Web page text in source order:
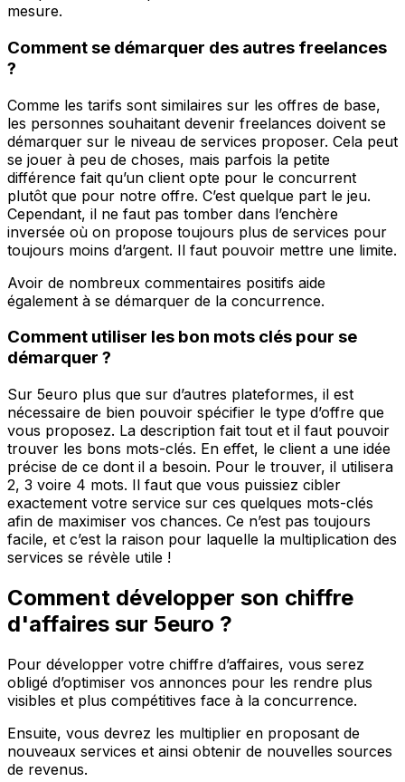
mesure.
Comment se démarquer des autres freelances
?
Comme les tarifs sont similaires sur les offres de base,
les personnes souhaitant devenir freelances doivent se
démarquer sur le niveau de services proposer. Cela peut
se jouer à peu de choses, mais parfois la petite
différence fait qu’un client opte pour le concurrent
plutôt que pour notre offre. C’est quelque part le jeu.
Cependant, il ne faut pas tomber dans l’enchère
inversée où on propose toujours plus de services pour
toujours moins d’argent. Il faut pouvoir mettre une limite.
Avoir de nombreux commentaires positifs aide
également à se démarquer de la concurrence.
Comment utiliser les bon mots clés pour se
démarquer ?
Sur 5euro plus que sur d’autres plateformes, il est
nécessaire de bien pouvoir spécifier le type d’offre que
vous proposez. La description fait tout et il faut pouvoir
trouver les bons mots-clés. En effet, le client a une idée
précise de ce dont il a besoin. Pour le trouver, il utilisera
2, 3 voire 4 mots. Il faut que vous puissiez cibler
exactement votre service sur ces quelques mots-clés
afin de maximiser vos chances. Ce n’est pas toujours
facile, et c’est la raison pour laquelle la multiplication des
services se révèle utile !
Comment développer son chiffre
d'affaires sur 5euro ?
Pour développer votre chiffre d’affaires, vous serez
obligé d’optimiser vos annonces pour les rendre plus
visibles et plus compétitives face à la concurrence.
Ensuite, vous devrez les multiplier en proposant de
nouveaux services et ainsi obtenir de nouvelles sources
de revenus.